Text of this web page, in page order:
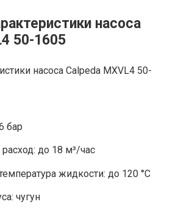
насоса
50-1605
насоса Calpeda MXVL4 50-
бар
до 18 м³/час
жидкости: до 120 °C
чугун